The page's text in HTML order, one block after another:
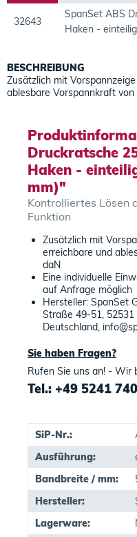
32643
SpanSet ABS
Haken -
BESCHREIBUNG
Zusätzlich mit
ablesbare Vorspannkraft von
Druckratsche
Haken -
mm)"
Kontrolliertes Lösen
Funktion
Zusätzlich mit
erreichbare und
daN
Eine individuelle
auf Anfrage möglich
Hersteller: SpanSet
Straße 49-51,
Deutschland,
Sie haben Fragen?
Rufen Sie uns an! - Wir
Tel.: +49 5241
SiP-Nr.:
Ausführung:
Bandbreite / mm:
Hersteller:
Lagerware: